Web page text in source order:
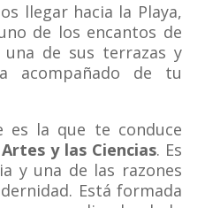
llegar hacia la Playa,
de los encantos de
de sus terrazas y
acompañado de tu
es la que te conduce
y las Ciencias. Es
y una de las razones
Está formada